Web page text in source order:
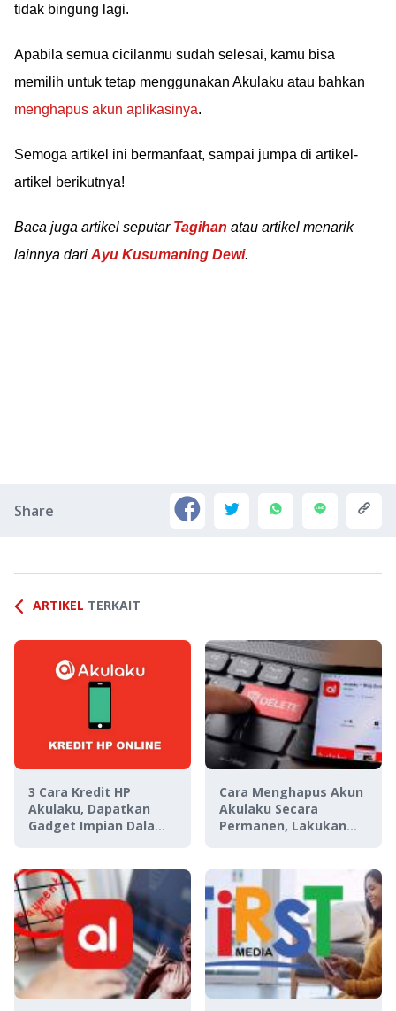
tidak bingung lagi.
Apabila semua cicilanmu sudah selesai, kamu bisa
memilih untuk tetap menggunakan Akulaku atau bahkan
menghapus akun aplikasinya.
Semoga artikel ini bermanfaat, sampai jumpa di artikel-
artikel berikutnya!
Baca juga artikel seputar Tagihan atau artikel menarik
lainnya dari Ayu Kusumaning Dewi.
Share
ARTIKEL TERKAIT
3 Cara Kredit HP
Akulaku, Dapatkan
Gadget Impian Dalam
Cara Menghapus Akun
Akulaku Secara
Permanen, Lakukan